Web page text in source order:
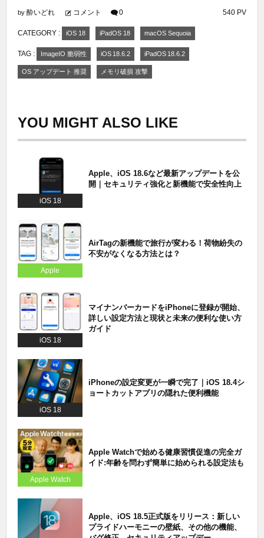
by 酔いどれ コメント 0 540 PV
CATEGORY : iOS 18 iPadOS 18 macOS Sequoia
TAG : ImageIO 脆弱性 iOS 18.6.2 iPadOS 18.6.2
OS アップデート 推奨 メモリ破損 攻撃
YOU MIGHT ALSO LIKE
iOS 18
Apple、iOS 18.6など最新アップデートを公
開｜セキュリティ強化と新機能で安全性向上
Apple
AirTagの新機能で旅行が変わる！荷物紛失の
不安がなくなる方法とは？
iOS 18
マイナンバーカードをiPhoneに登録が開始、
詳しい設定方法と現状と未来の便利な使い方
ガイド
iOS 18
iPhoneの設定変更が一瞬で完了｜iOS 18.4シ
ョートカットアプリの隠れた便利機能
Apple Watch
Apple Watchで始める健康習慣促進の完全ガ
イド:年齢を問わず簡単に始められる設定法も
Apple、iOS 18.5正式版をリリース：新しい
プライドハーモニーの壁紙、その他の機能、